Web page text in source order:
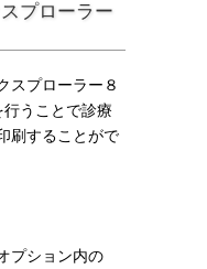
プローラー
スプローラー８
うことで診療
刷することがで
プション内の